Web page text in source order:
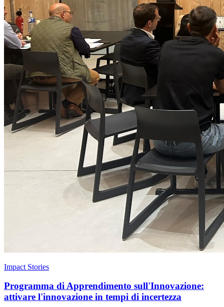
Impact Stories
Programma di Apprendimento sull'Innovazione:
attivare l'innovazione in tempi di incertezza